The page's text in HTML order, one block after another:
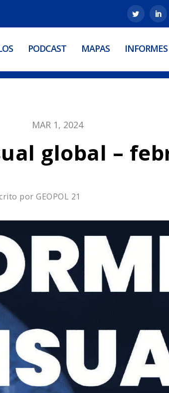
PODCAST MAPAS INFORMES
MAR 1, 2024
global –
por GEOPOL 21